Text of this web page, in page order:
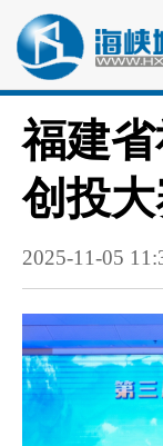
福建
创投
2025-11-05